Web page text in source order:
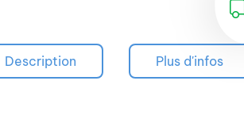
Description Plus d'infos